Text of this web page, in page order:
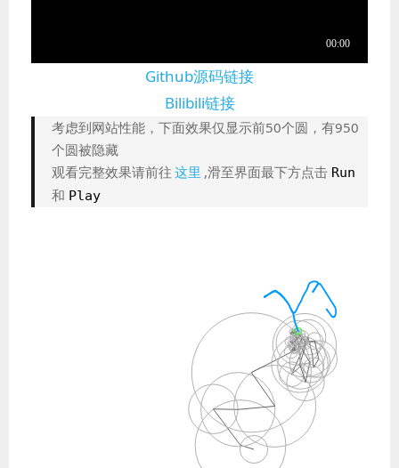
Github源码链接
Bilibili链接
考虑到网站性能，下面效果仅显示前50个圆，有950
个圆被隐藏
观看完整效果请前往 这里 ,滑至界面最下方点击 Run
和 Play